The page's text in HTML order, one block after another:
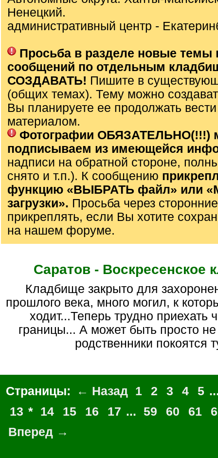
Ненецкий.
административный центр -
Просьба в разделе новые темы
сообщений по отдельным
СОЗДАВАТЬ! Пишите в
(общих темах). Тему можно
Вы планируете ее продолжать
материалом.
Фотографии ОБЯЗАТЕЛЬНО(!!!)
подписываем из имеющейся
надписи на обратной стороне,
снято и т.п.). К сообщению
функцию «ВЫБРАТЬ файл» или
загрузки». Просьба через
прикреплять, если Вы хотите
на нашем форуме.
Саратов - Воскресенское
кладбище закрыто для захоронений в 70-е гг.
прошлого века, много могил, к
ходит...Теперь трудно приехать
границы... А может быть просто не
родственники покоятся
Страницы: ← Назад 1 2 3 4 5
13 * 14 15 16 17 ... 59 60 61
Вперед →